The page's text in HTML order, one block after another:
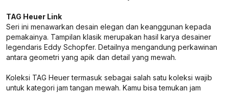
TAG Heuer Link
Seri ini menawarkan desain elegan dan keanggunan kepada
pemakainya. Tampilan klasik merupakan hasil karya desainer
legendaris Eddy Schopfer. Detailnya mengandung perkawinan
antara geometri yang apik dan detail yang mewah.
Koleksi TAG Heuer termasuk sebagai salah satu koleksi wajib
untuk kategori jam tangan mewah. Kamu bisa temukan jam